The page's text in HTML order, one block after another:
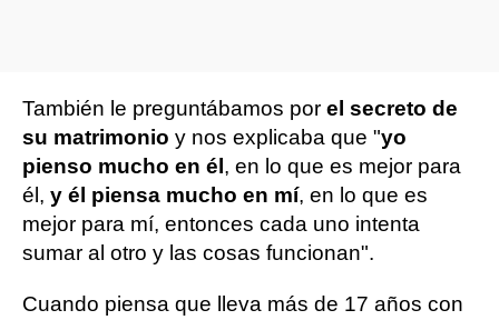
También le preguntábamos por el secreto de
su matrimonio y nos explicaba que "yo
pienso mucho en él , en lo que es mejor para
él, y él piensa mucho en mí, en lo que es
mejor para mí, entonces cada uno intenta
sumar al otro y las cosas funcionan".
Cuando piensa que lleva más de 17 años con